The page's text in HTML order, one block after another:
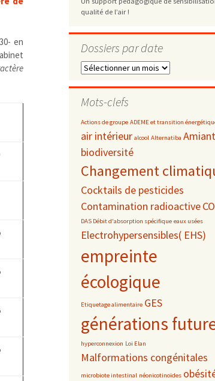
professionnelle
enceintes / enfants
agées
ionisants, ondes
en
qualité de l’air !
Dossiers par date
Dossiers
date
Mots-clefs
Actions de groupe ADEME et transition
air intérieur alcool Alternatiba
biodiversité
Changement
Cocktails de pesticides
Contamination radioactive
DAS Débit d'absorption spécifique eaux usées
Electrohypersensibles( EHS)
empreinte
écologique
Etiquetage alimentaire GES
générations
hyperconnexion Loi Elan
Malformations congénitales
microbiote intestinal néonicotinoïdes